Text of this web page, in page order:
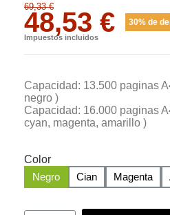
69,33 €
48,53 € 30% de
Impuestos incluidos
Capacidad: 13.500 paginas
negro )
Capacidad: 16.000 paginas
cyan, magenta, amarillo )
Color
Negro
Cian Magenta